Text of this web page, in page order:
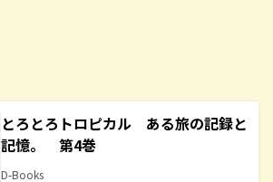
とろとろトロピカル ある旅の記録と
記憶。 第4巻
D-Books